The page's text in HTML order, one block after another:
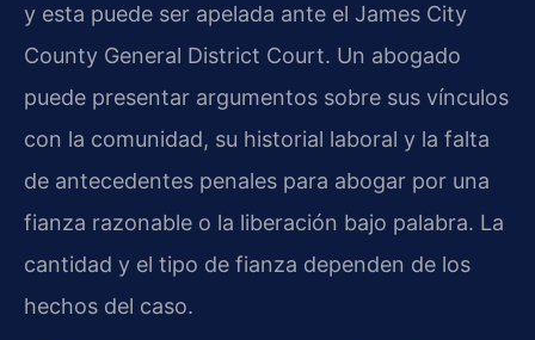
y esta puede ser apelada ante el James City
County General District Court. Un abogado
puede presentar argumentos sobre sus vínculos
con la comunidad, su historial laboral y la falta
de antecedentes penales para abogar por una
fianza razonable o la liberación bajo palabra. La
cantidad y el tipo de fianza dependen de los
hechos del caso.